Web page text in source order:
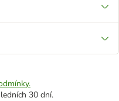
30 dní.